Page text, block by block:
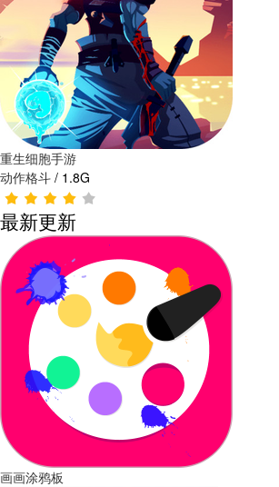
重生细胞手游
动作格斗 / 1.8G
最新更新
画画涂鸦板